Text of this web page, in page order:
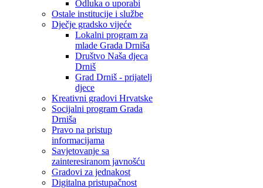
Odluka o uporabi
Ostale institucije i službe
Dječje gradsko vijeće
Lokalni program za
mlade Grada Drniša
Društvo Naša djeca
Drniš
Grad Drniš - prijatelj
djece
Kreativni gradovi Hrvatske
Socijalni program Grada
Drniša
Pravo na pristup
informacijama
Savjetovanje sa
zainteresiranom javnošću
Gradovi za jednakost
Digitalna pristupačnost